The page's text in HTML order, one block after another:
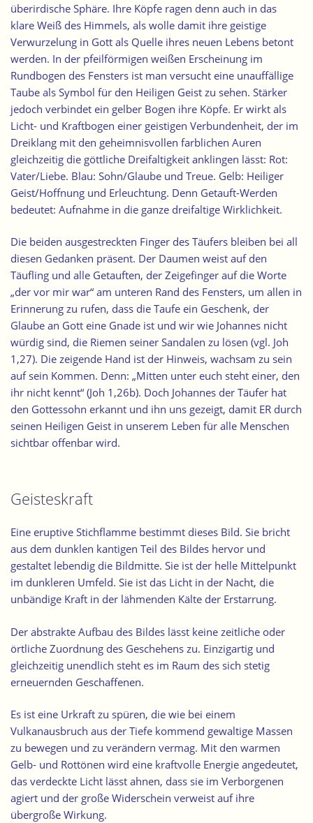
überirdische Sphäre. Ihre Köpfe ragen denn auch in das
klare Weiß des Himmels, als wolle damit ihre geistige
Verwurzelung in Gott als Quelle ihres neuen Lebens betont
werden. In der pfeilförmigen weißen Erscheinung im
Rundbogen des Fensters ist man versucht eine unauffällige
Taube als Symbol für den Heiligen Geist zu sehen. Stärker
jedoch verbindet ein gelber Bogen ihre Köpfe. Er wirkt als
Licht- und Kraftbogen einer geistigen Verbundenheit, der im
Dreiklang mit den geheimnisvollen farblichen Auren
gleichzeitig die göttliche Dreifaltigkeit anklingen lässt: Rot:
Vater/Liebe. Blau: Sohn/Glaube und Treue. Gelb: Heiliger
Geist/Hoffnung und Erleuchtung. Denn Getauft-Werden
bedeutet: Aufnahme in die ganze dreifaltige Wirklichkeit.
Die beiden ausgestreckten Finger des Täufers bleiben bei all
diesen Gedanken präsent. Der Daumen weist auf den
Täufling und alle Getauften, der Zeigefinger auf die Worte
„der vor mir war“ am unteren Rand des Fensters, um allen in
Erinnerung zu rufen, dass die Taufe ein Geschenk, der
Glaube an Gott eine Gnade ist und wir wie Johannes nicht
würdig sind, die Riemen seiner Sandalen zu lösen (vgl. Joh
1,27). Die zeigende Hand ist der Hinweis, wachsam zu sein
auf sein Kommen. Denn: „Mitten unter euch steht einer, den
ihr nicht kennt“ (Joh 1,26b). Doch Johannes der Täufer hat
den Gottessohn erkannt und ihn uns gezeigt, damit ER durch
seinen Heiligen Geist in unserem Leben für alle Menschen
sichtbar offenbar wird.
Geisteskraft
Eine eruptive Stichflamme bestimmt dieses Bild. Sie bricht
aus dem dunklen kantigen Teil des Bildes hervor und
gestaltet lebendig die Bildmitte. Sie ist der helle Mittelpunkt
im dunkleren Umfeld. Sie ist das Licht in der Nacht, die
unbändige Kraft in der lähmenden Kälte der Erstarrung.
Der abstrakte Aufbau des Bildes lässt keine zeitliche oder
örtliche Zuordnung des Geschehens zu. Einzigartig und
gleichzeitig unendlich steht es im Raum des sich stetig
erneuernden Geschaffenen.
Es ist eine Urkraft zu spüren, die wie bei einem
Vulkanausbruch aus der Tiefe kommend gewaltige Massen
zu bewegen und zu verändern vermag. Mit den warmen
Gelb- und Rottönen wird eine kraftvolle Energie angedeutet,
das verdeckte Licht lässt ahnen, dass sie im Verborgenen
agiert und der große Widerschein verweist auf ihre
übergroße Wirkung.